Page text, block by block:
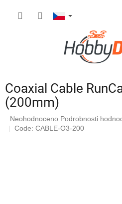
Coaxial Cable
(200mm)
Průměrné
hodnocení
Neohodnoceno Podrobnosti
Code: CABLE-O3-200